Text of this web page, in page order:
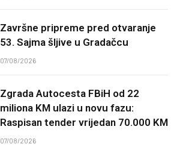
Završne pripreme pred otvaranje
53. Sajma šljive u Gradačcu
07/08/2026
Zgrada Autocesta FBiH od 22
miliona KM ulazi u novu fazu:
Raspisan tender vrijedan 70.000 KM
07/08/2026